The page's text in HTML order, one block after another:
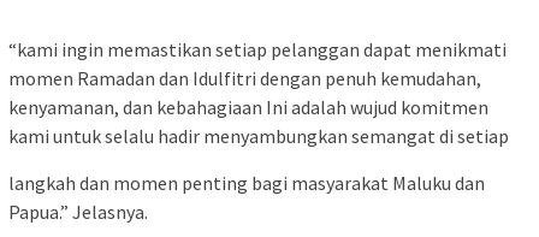
“kami ingin memastikan setiap pelanggan dapat menikmati
momen Ramadan dan Idulfitri dengan penuh kemudahan,
kenyamanan, dan kebahagiaan Ini adalah wujud komitmen
kami untuk selalu hadir menyambungkan semangat di setiap
langkah dan momen penting bagi masyarakat Maluku dan
Papua.” Jelasnya.